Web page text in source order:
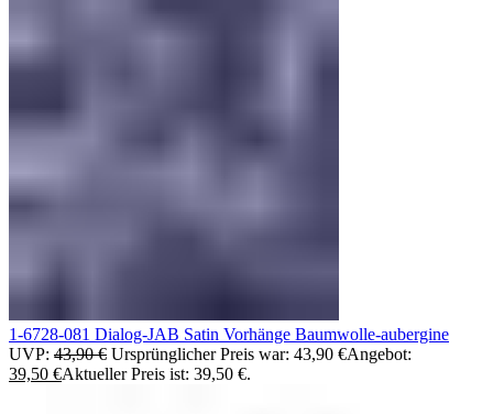
1-6728-081 Dialog-JAB Satin Vorhänge Baumwolle-aubergine
UVP: 43,90€ Ursprünglicher Preis war: 43,90 €Angebot:
39,50 €Aktueller Preis ist: 39,50 €.